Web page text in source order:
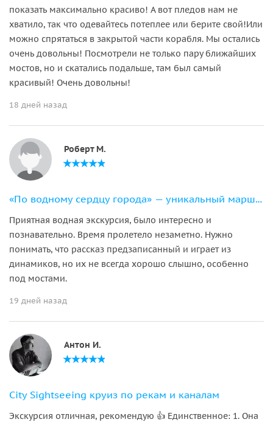
показать максимально красиво! А вот пледов нам не
хватило, так что одевайтесь потеплее или берите свой!Или
можно спрятаться в закрытой части корабля. Мы остались
очень довольны! Посмотрели не только пару ближайших
мостов, но и скатались подальше, там был самый
красивый! Очень довольны!
18 дней назад
Роберт М.
«По водному сердцу города» — уникальный маршрут на 11-местном катере
Приятная водная экскурсия, было интересно и
познавательно. Время пролетело незаметно. Нужно
понимать, что рассказ предзаписанный и играет из
динамиков, но их не всегда хорошо слышно, особенно
под мостами.
19 дней назад
Антон И.
City Sightseeing круиз по рекам и каналам
Экскурсия отличная, рекомендую 👍 Единственное: 1. Она